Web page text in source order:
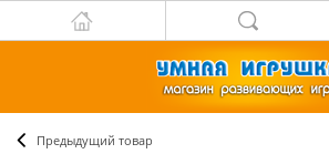
Предыдущий товар